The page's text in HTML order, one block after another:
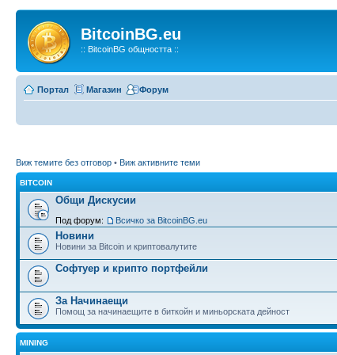
BitcoinBG.eu
:: BitcoinBG общността ::
Портал Магазин Форум
Виж темите без отговор • Виж активните теми
BITCOIN
Общи Дискусии
Под форум: Всичко за BitcoinBG.eu
Новини
Новини за Bitcoin и криптовалутите
Софтуер и крипто портфейли
За Начинаещи
Помощ за начинаещите в биткойн и миньорската дейност
MINING